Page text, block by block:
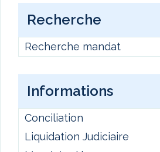
Recherche
Recherche mandat
Informations
Conciliation
Liquidation Judiciaire